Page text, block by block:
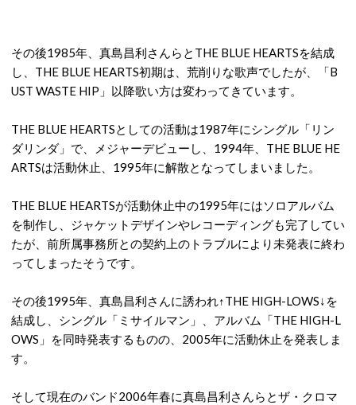
その後1985年、真島昌利さんらとTHE BLUE HEARTSを結成
し、THE BLUE HEARTS初期は、荒削りな歌声でしたが、「B
UST WASTE HIP」以降歌い方は変わってきています。
THE BLUE HEARTSとしての活動は1987年にシングル「リン
ダリンダ」で、メジャーデビューし、1994年、THE BLUE HE
ARTSは活動休止、1995年に解散となってしまいました。
THE BLUE HEARTSが活動休止中の1995年にはソロアルバム
を制作し、ジャケットデザインやレコーディングも完了してい
たが、前所属事務所との契約上のトラブルにより未発表に終わ
ってしまったそうです。
その後1995年、真島昌利さんに誘われ↑THE HIGH-LOWS↓を
結成し、シングル「ミサイルマン」、アルバム「THE HIGH-L
OWS」を同時発表するものの、2005年に活動休止を発表しま
す。
そして現在のバンド2006年春に真島昌利さんらとザ・クロマ